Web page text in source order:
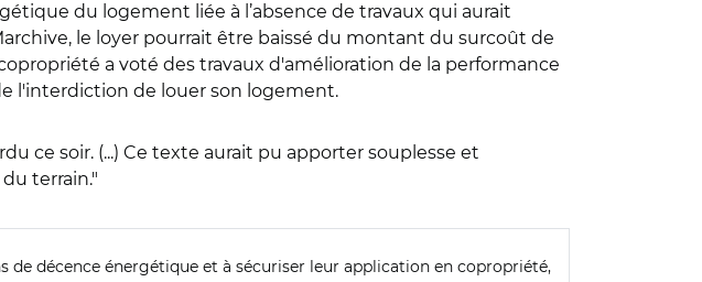
du logement liée à l’absence de travaux qui aurait
le loyer pourrait être baissé du montant du surcoût de
a voté des travaux d'amélioration de la performance
l'interdiction de louer son logement.
ce soir. (...) Ce texte aurait pu apporter souplesse et
terrain."
décence énergétique et à sécuriser leur application en copropriété,